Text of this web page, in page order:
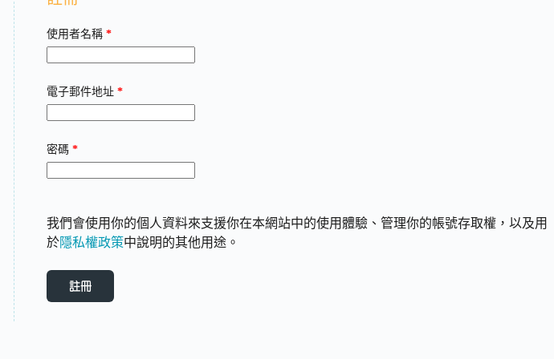
使用者名稱 *必
填
電子郵件地址 *必
填
密碼 *必
填
我們會使用你的個人資料來支援你在本網站中的使用體驗、管理你的帳號存取權，以及用
於隱私權政策中說明的其他用途。
註冊